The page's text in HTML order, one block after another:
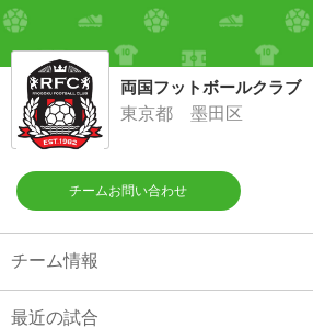
両国フットボールクラブ
東京都 墨田区
チームお問い合わせ
チーム情報
最近の試合